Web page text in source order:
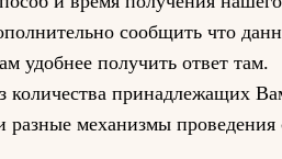
сообщить что
удобнее получить ответ там.
количества принадлежащих
механизмы проведения